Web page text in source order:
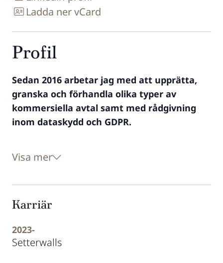
Ladda ner vCard
Profil
Sedan 2016 arbetar jag med att upprätta,
granska och förhandla olika typer av
kommersiella avtal samt med rådgivning
inom dataskydd och GDPR.
Visa mer
Karriär
2023-
Setterwalls